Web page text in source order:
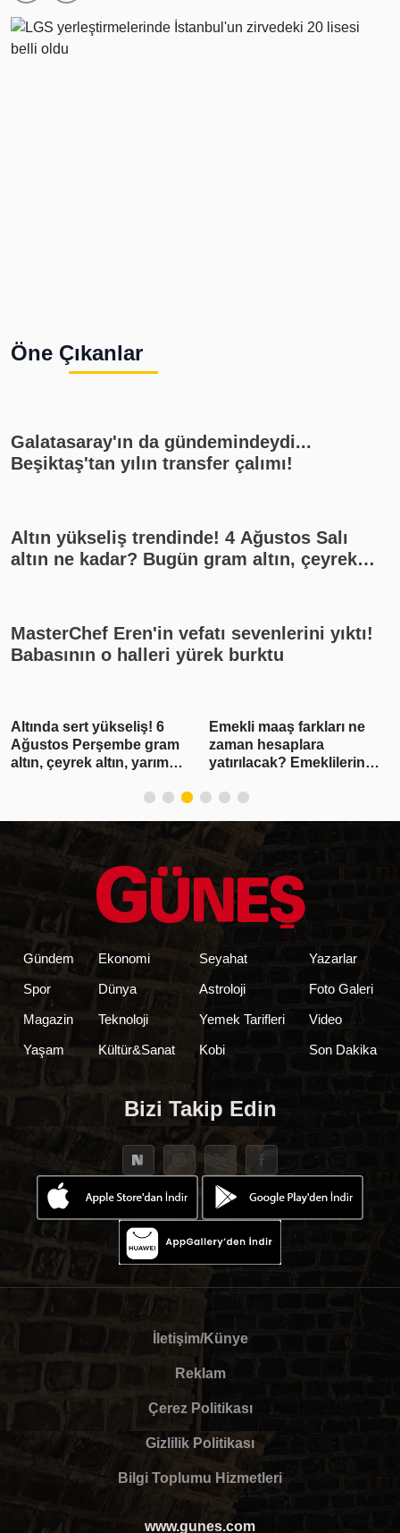
Öne Çıkanlar
Galatasaray'ın da gündemindeydi...
Beşiktaş'tan yılın transfer çalımı!
Altın yükseliş trendinde! 4 Ağustos Salı
altın ne kadar? Bugün gram altın, çeyrek
rakamları, canlı takip
MasterChef Eren'in vefatı sevenlerini yıktı!
Babasının o halleri yürek burktu
Altında sert yükseliş! 6
Ağustos Perşembe gram
altın, çeyrek altın, yarım
Emekli maaş farkları ne
zaman hesaplara
yatırılacak? Emeklilerin
Tarih belli oldu
Gündem
Spor
Magazin
Yaşam
Ekonomi
Dünya
Teknoloji
Kültür&Sanat
Seyahat
Astroloji
Yemek Tarifleri
Kobi
Yazarlar
Foto Galeri
Video
Son Dakika
Bizi Takip Edin
İletişim/Künye
Reklam
Çerez Politikası
Gizlilik Politikası
Bilgi Toplumu Hizmetleri
www.gunes.com